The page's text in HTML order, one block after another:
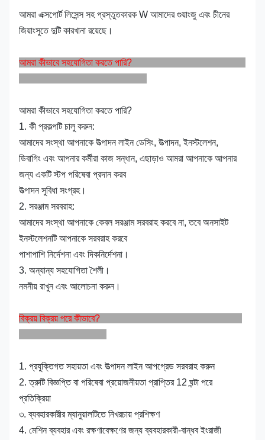
আমরা এক্সপোর্ট লিসেন্স সহ প্রস্তুতকারক W আমাদের গুয়াংজু এবং চীনের
জিয়াংসুতে দুটি কারখানা রয়েছে।
আমরা কীভাবে সহযোগিতা করতে পারি?
আমরা কীভাবে সহযোগিতা করতে পারি?
1. কী প্রকল্পটি চালু করুন:
আমাদের সংস্থা আপনাকে উত্পাদন লাইন ডেসিং, উত্পাদন, ইনস্টলেশন,
ডিবাগিং এবং আপনার কর্মীরা কাজ সন্ধান, এছাড়াও আমরা আপনাকে আপনার
জন্য একটি স্টপ পরিষেবা প্রদান করব
উত্পাদন সুবিধা সংগ্রহ।
2. সরঞ্জাম সরবরাহ:
আমাদের সংস্থা আপনাকে কেবল সরঞ্জাম সরবরাহ করবে না, তবে অনসাইট
ইনস্টলেশনটি আপনাকে সরবরাহ করবে
পাশাপাশি নির্দেশনা এবং দিকনির্দেশনা।
3. অন্যান্য সহযোগিতা শৈলী।
নমনীয় রাখুন এবং আলোচনা করুন।
বিক্রয় বিক্রয় পরে কীভাবে?
1. প্রযুক্তিগত সহায়তা এবং উত্পাদন লাইন আপগ্রেড সরবরাহ করুন
2. ত্রুটি বিজ্ঞপ্তি বা পরিষেবা প্রয়োজনীয়তা প্রাপ্তির 12 ঘন্টা পরে
প্রতিক্রিয়া
৩. ব্যবহারকারীর ম্যানুয়ালটিতে নিখরচায় প্রশিক্ষণ
4. মেশিন ব্যবহার এবং রক্ষণাবেক্ষণের জন্য ব্যবহারকারী-বান্ধব ইংরাজী